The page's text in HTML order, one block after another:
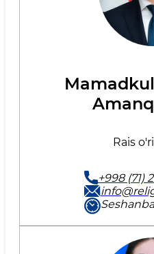
Rais
+998 (71)